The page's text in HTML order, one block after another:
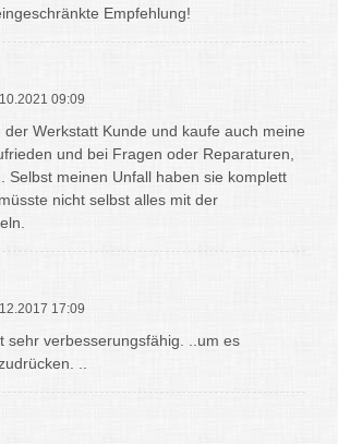
Empfehlung!
09:09
der Werkstatt Kunde und kaufe auch meine
und bei Fragen oder Reparaturen,
Selbst meinen Unfall haben sie komplett
nicht selbst alles mit der
17:09
sehr verbesserungsfähig. ..um es
..